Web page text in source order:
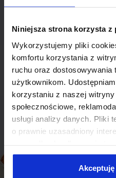
Niniejsza strona korzysta z
Wykorzystujemy pliki
komfortu korzystania z
ruchu oraz
użytkownikom.
korzystaniu z naszej
społecznościowe,
usługi analizy danych. Pliki
o prawnie uzasadniony
Niektóre z plików cookies
przez naszych
Odezwij się do nas,
Skontaktuj się